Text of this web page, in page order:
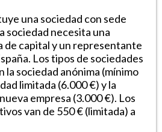
una sociedad con sede
sociedad necesita una
de capital y un representante
Los tipos de sociedades
la sociedad anónima (mínimo
limitada (6.000 €) y la
empresa (3.000 €). Los
van de 550 € (limitada) a